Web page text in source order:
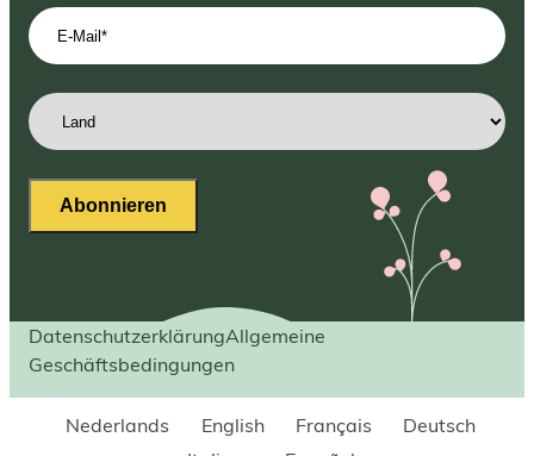
E-
Mail-
Land
Abonnieren
DatenschutzerklärungAllgemeine
Geschäftsbedingungen
Nederlands English Français
Deutsch